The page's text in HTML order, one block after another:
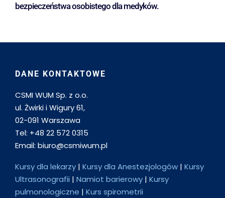
bezpieczeństwa osobistego dla medyków.
DANE KONTAKTOWE
CSMI WUM Sp. z o.o.
ul. Żwirki i Wigury 61,
02-091 Warszawa
Tel: +48 22 572 0315
Email: biuro@csmiwum.pl
Kursy dla lekarzy | Kursy dla Anestezjologów | Kursy
Ultrasonografii | Namiot barierowy | Kursy
pulmonologiczne | Kurs spirometrii